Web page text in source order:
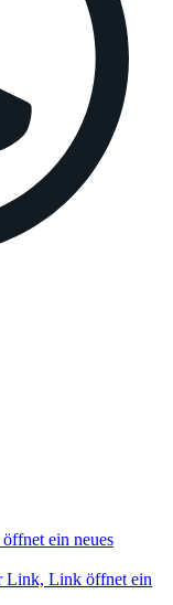
ein neues
Link, Link öffnet ein